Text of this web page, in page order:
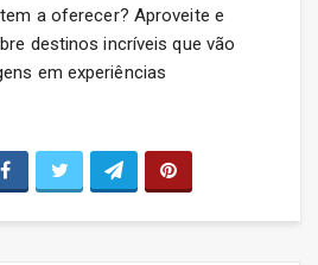
a oferecer? Aproveite e
destinos incríveis que vão
em experiências